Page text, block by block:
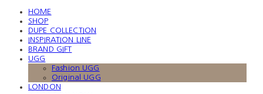
HOME
SHOP
DUPE COLLECTION
INSPIRATION LINE
BRAND GIFT
UGG
Fashion UGG
Original UGG
LONDON